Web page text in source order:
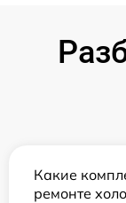
Какие
ремонте